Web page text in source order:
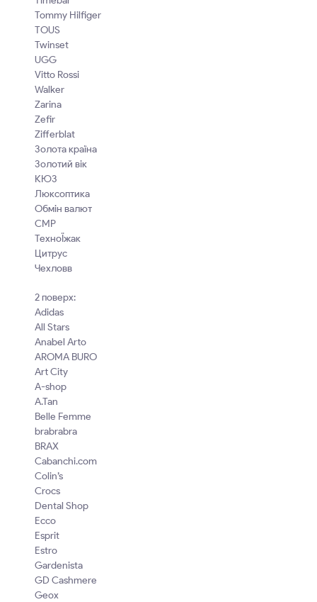
Tommy Hilfiger
TOUS
Twinset
UGG
Vitto Rossi
Walker
Zarina
Zefir
Zifferblat
Золота країна
Золотий вік
КЮЗ
Люксоптика
Обмін валют
СМР
ТехноЇжак
Цитрус
Чехловв
2 поверх:
Adidas
All Stars
Anabel Arto
AROMA BURO
Art City
A-shop
A.Tan
Belle Femme
brabrabra
BRAX
Cabanchi.com
Colin’s
Crocs
Dental Shop
Ecco
Esprit
Estro
Gardenista
GD Cashmere
Geox